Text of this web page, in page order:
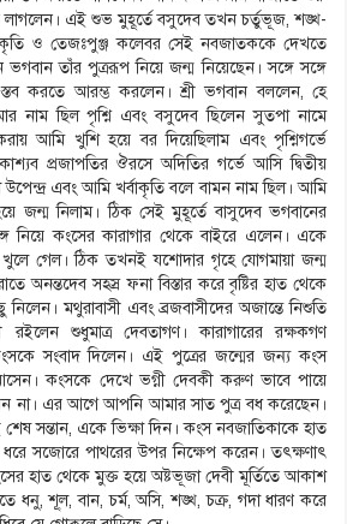
লাগলেন। এই শুভ মুহূর্তে বসুদেব তখন চর্তুভূজ, শঙ্খ-
ও তেজঃপুঞ্জ কলেবর সেই নবজাতককে দেখতে
তাঁর পুত্ররূপ নিয়ে জন্ম নিয়েছেন। সঙ্গে সঙ্গে
করতে আরম্ভ করলেন। শ্রী ভগবান বললেন, হে
নাম ছিল পৃশ্নি এবং বসুদেব ছিলেন সুতপা নামে
আমি খুশি হয়ে বর দিয়েছিলাম এবং পৃশ্নিগর্ভে
প্রজাপতির ঔরসে অদিতির গর্ভে আসি দ্বিতীয়
এবং আমি খর্বাকৃতি বলে বামন নাম ছিল। আমি
জন্ম নিলাম। ঠিক সেই মুহূর্তে বাসুদেব ভগবানের
নিয়ে কংসের কারাগার থেকে বাইরে এলেন। একে
গেল। ঠিক তখনই যশোদার গৃহে যোগমায়া জন্ম
অনন্তদেব সহস্র ফনা বিস্তার করে বৃষ্টির হাত থেকে
নিলেন। মথুরাবাসী এবং ব্রজবাসীদের অজান্তে নিশুতি
রইলেন শুধুমাত্র দেবতাগণ। কারাগারের রক্ষকগণ
সংবাদ দিলেন। এই পুত্রের জন্মের জন্য কংস
কংসকে দেখে ভগ্নী দেবকী করুণ ভাবে পায়ে
না। এর আগে আপনি আমার সাত পুত্র বধ করেছেন।
সন্তান, একে ভিক্ষা দিন। কংস নবজাতিকাকে হাত
ধরে সজোরে পাথরের উপর নিক্ষেপ করেন। তৎক্ষণাৎ
হাত থেকে মুক্ত হয়ে অষ্টভূজা দেবী মূর্তিতে আকাশ
ধনু, শূ্‌ল, বান, চর্ম, অসি, শঙ্খ, চক্র, গদা ধারণ করে